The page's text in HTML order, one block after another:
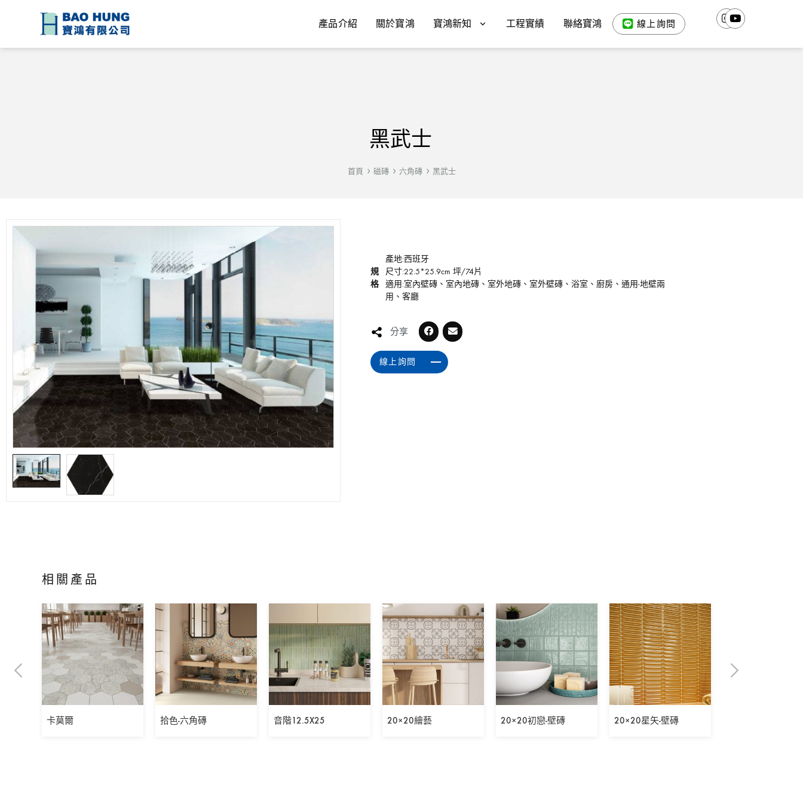
產品介紹 關於寶鴻 寶鴻新知 工程實績 聯絡寶鴻 線上詢問
黑武士
首頁 磁磚 六角磚 黑武士
規
格
產地:西班牙
尺寸:22.5*25.9cm 坪/74片
適用:室內壁磚、室內地磚、室外地磚、室外壁磚、浴室、廚房、通用-地壁兩
用、客廳
分享
線上詢問
相關產品
卡莫爾 拾色-六角磚 音階12.5X25 20×20繪藝 20×20初戀-壁磚 20×20星矢-壁磚